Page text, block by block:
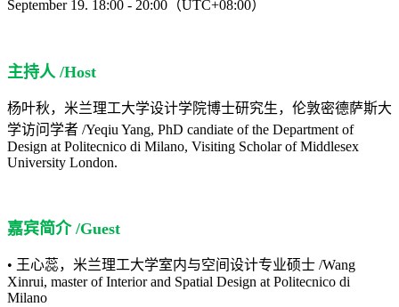
September 19. 18:00 - 20:00（UTC+08:00）
主持人 /Host
杨叶秋，米兰理工大学设计学院博士研究生，伦敦密德萨斯大
学访问学者 /Yeqiu Yang, PhD candiate of the Department of
Design at Politecnico di Milano, Visiting Scholar of Middlesex
University London.
嘉宾简介 /Guest
• 王心蕊，米兰理工大学室内与空间设计专业硕士 /Wang
Xinrui, master of Interior and Spatial Design at Politecnico di
Milano